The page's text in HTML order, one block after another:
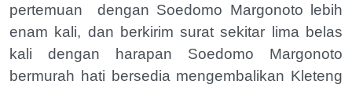
pertemuan
dengan Soedomo Margonoto lebih
enam kali, dan berkirim surat sekitar lima belas
kali dengan harapan Soedomo Margonoto
bermurah hati bersedia mengembalikan Kleteng